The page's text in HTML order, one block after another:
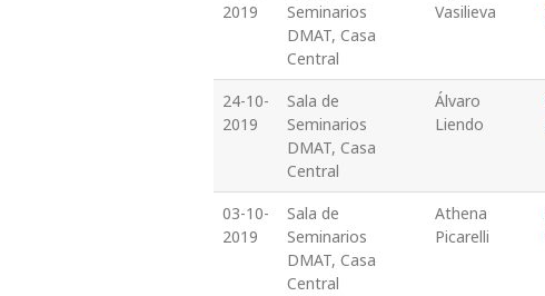
2019
Seminarios
DMAT, Casa
Central
Vasilieva
24-10-
2019
Sala de
Seminarios
DMAT, Casa
Central
Álvaro
Liendo
03-10-
2019
Sala de
Seminarios
DMAT, Casa
Central
Athena
Picarelli